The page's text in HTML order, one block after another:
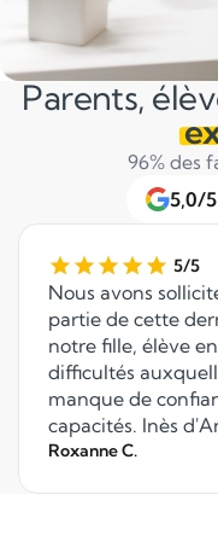
Parents,
96% des
5,0/5
5/5
Nous avons
partie de cette
notre fille, élève
difficultés
manque de
capacités. Inès
poser les bonnes
Roxanne C.